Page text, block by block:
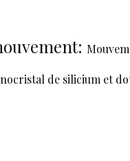
de silicium et